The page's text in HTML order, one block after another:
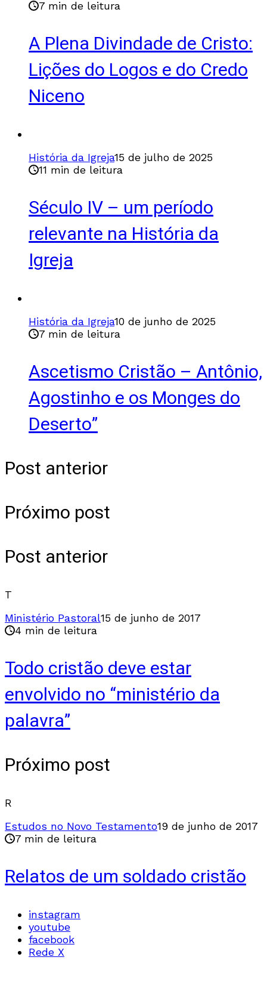
7 min de leitura
A Plena Divindade de Cristo:
Lições do Logos e do Credo
Niceno
História da Igreja15 de julho de 2025
11 min de leitura
Século IV – um período
relevante na História da
Igreja
História da Igreja10 de junho de 2025
7 min de leitura
Ascetismo Cristão – Antônio,
Agostinho e os Monges do
Deserto”
Post anterior
Próximo post
Post anterior
T
Ministério Pastoral15 de junho de 2017
4 min de leitura
Todo cristão deve estar
envolvido no “ministério da
palavra”
Próximo post
R
Estudos no Novo Testamento19 de junho de 2017
7 min de leitura
Relatos de um soldado cristão
instagram
youtube
facebook
Rede X